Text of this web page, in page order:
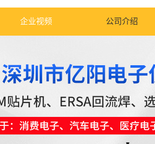
企业视频 公司介绍